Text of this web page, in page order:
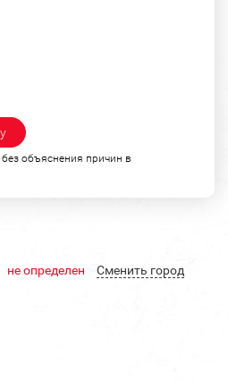
объяснения причин в
не определен Cменить город